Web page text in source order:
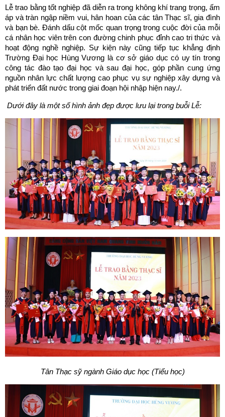
Lễ trao bằng tốt nghiệp đã diễn ra trong không khí trang trọng, ấm
áp và tràn ngập niềm vui, hân hoan của các tân Thạc sĩ, gia đình
và bạn bè. Đánh dấu cột mốc quan trọng trong cuộc đời của mỗi
cá nhân học viên trên con đường chinh phục đỉnh cao tri thức và
hoạt động nghề nghiệp. Sự kiện này cũng tiếp tục khẳng định
Trường Đại học Hùng Vương là cơ sở giáo dục có uy tín trong
công tác đào tạo đại học và sau đại học, góp phần cung ứng
nguồn nhân lực chất lượng cao phục vụ sự nghiệp xây dựng và
phát triển đất nước trong giai đoạn hội nhập hiện nay./.
Dưới đây là một số hình ảnh đẹp được lưu lại trong buỗi Lễ:
Tân Thạc sỹ ngành Giáo dục học (Tiểu học)